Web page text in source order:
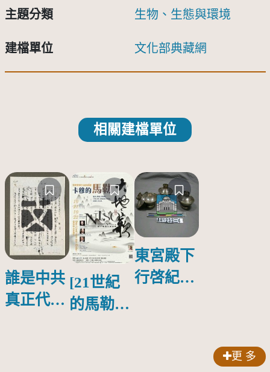
主題分類 生物、生態與環境
建檔單位 文化部典藏網
相關建檔單位
誰是中共
真正代言
[21世紀
的馬勒、
東宮殿下
行啓紀念
更 多